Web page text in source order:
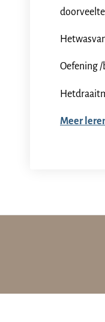
Oefening
Meer